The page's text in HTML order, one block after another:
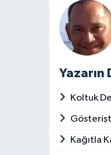
Yazarın
Koltuk
Kağıtla